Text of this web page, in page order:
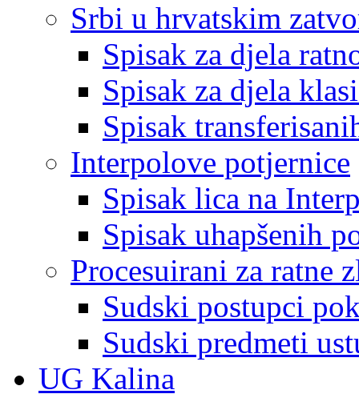
Srbi u hrvatskim
Spisak za djela
Spisak za djela
Spisak
Interpolove potjernice
Spisak lica na
Spisak uhapšenih
Procesuirani za ratne
Sudski postupci
Sudski predmeti
UG Kalina